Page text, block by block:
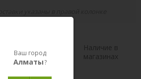
Характеристики
Наличие в
магазинах
Ваш город
Алматы?